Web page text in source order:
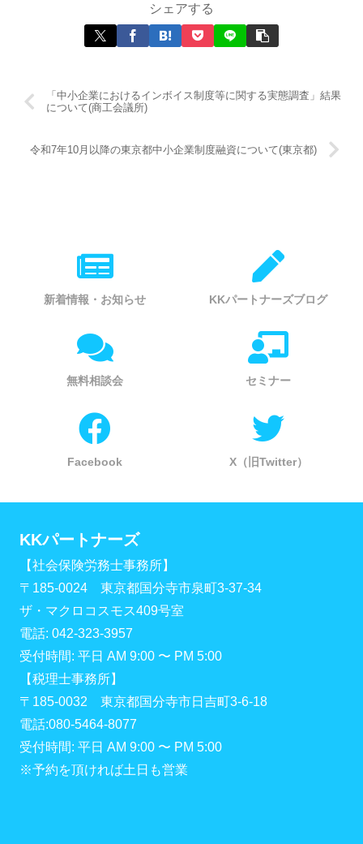
シェアする
「中小企業におけるインボイス制度等に関する実態調査」結果
について(商工会議所)
令和7年10月以降の東京都中小企業制度融資について(東京都)
新着情報・お知らせ KKパートナーズブログ
無料相談会 セミナー
Facebook X（旧Twitter）
KKパートナーズ
【社会保険労務士事務所】
〒185-0024 東京都国分寺市泉町3-37-34
ザ・マクロコスモス409号室
電話: 042-323-3957
受付時間: 平日 AM 9:00 〜 PM 5:00
【税理士事務所】
〒185-0032 東京都国分寺市日吉町3-6-18
電話:080-5464-8077
受付時間: 平日 AM 9:00 〜 PM 5:00
※予約を頂ければ土日も営業